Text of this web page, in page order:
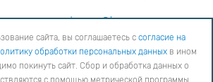
редакцииya.stogova@ksc.ru
редакции81555-79-516
вы соглашаетесь с согласие на обработку данных
в ином случае вам необходимо покинуть сайт. Сбор и обработка
сайта, вы соглашаетесь с согласие на
обработки персональных данных в ином
покинуть сайт. Сбор и обработка данных о
с помощью метрической программы